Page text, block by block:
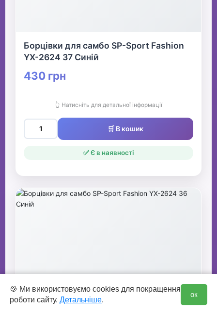
Борцівки для самбо SP-Sport Fashion
YX-2624 37 Синій
430 грн
👆 Натисніть для детальної інформації
🛒 В кошик
✅ Є в наявності
Борцівки для самбо SP-Sport Fashion
YX-2624 36 Синій
🍪 Ми використовуємо cookies для покращення
роботи сайту. Детальніше.
ок
0